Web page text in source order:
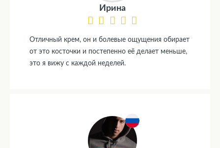
Ирина
Отличный крем, он и болевые ощущения обирает
от это косточки и постепенно её делает меньше,
это я вижу с каждой неделей.